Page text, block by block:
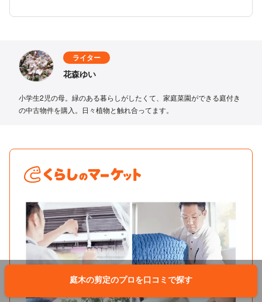
ライター
花森ゆい
小学生2児の母。緑のある暮らしがしたくて、家庭菜園ができる庭付き
の中古物件を購入。日々植物と触れ合ってます。
庭木の剪定のプロを口コミで探す